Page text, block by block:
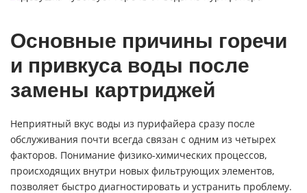
Основные причины горечи
и привкуса воды после
замены картриджей
Неприятный вкус воды из пурифайера сразу после
обслуживания почти всегда связан с одним из четырех
факторов. Понимание физико-химических процессов,
происходящих внутри новых фильтрующих элементов,
позволяет быстро диагностировать и устранить проблему.